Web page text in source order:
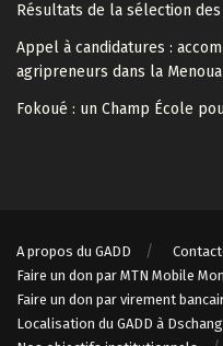
Résultats de la sélection des
Appel à candidatures :
agripreneurs dans la
Fokoué : un Champ École
A propos du GADD
Faire un don par MTN Mobile
Faire un don par virement
Localisation du GADD à Dschang